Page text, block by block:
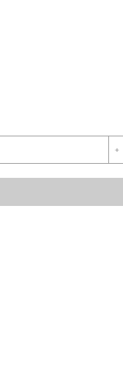
+